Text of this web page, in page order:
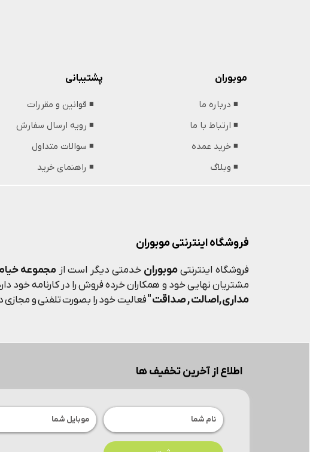
فروشگاه اینترنتی موبوران
فروشگاه اینترنتیموبوران خدمتی دیگر است از مجموعه
مشتریان نهایی خود و همکاران خرده فروش را در کارنامه خود
مداری,اصالت , صداقت "فعالیت خود را بصورت تلفنی و
اطلاع از آخرین تخفیف ها
پشتیبانی
◾️ قوانین و مقررات
◾️ رویه ارسال سفارش
◾️ سوالات متداول
◾️ راهنمای خرید
موبوران
◾️ درباره ما
◾️ ارتباط با ما
◾️ خرید عمده
◾️ وبلاگ